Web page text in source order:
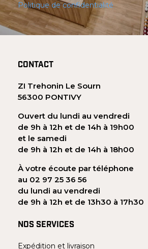
Politique de confidentialité
CONTACT
ZI Trehonin Le Sourn
56300 PONTIVY
Ouvert du lundi au vendredi
de 9h à 12h et de 14h à 19h00
et le samedi
de 9h à 12h et de 14h à 18h00
À votre écoute par téléphone
au 02 97 25 36 56
du lundi au vendredi
de 9h à 12h et de 13h30 à 17h30
NOS SERVICES
Expédition et livraison